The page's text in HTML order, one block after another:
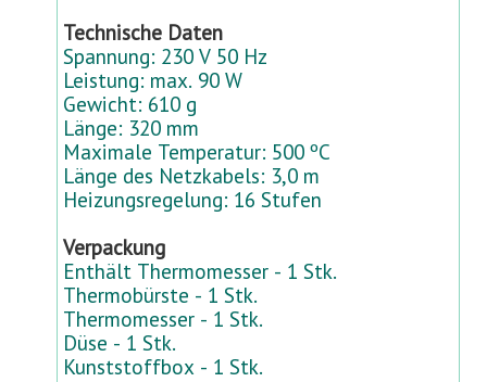
Technische Daten
Spannung: 230 V 50 Hz
Leistung: max. 90 W
Gewicht: 610 g
Länge: 320 mm
Maximale Temperatur: 500 ºC
Länge des Netzkabels: 3,0 m
Heizungsregelung: 16 Stufen
Verpackung
Enthält Thermomesser - 1 Stk.
Thermobürste - 1 Stk.
Thermomesser - 1 Stk.
Düse - 1 Stk.
Kunststoffbox - 1 Stk.